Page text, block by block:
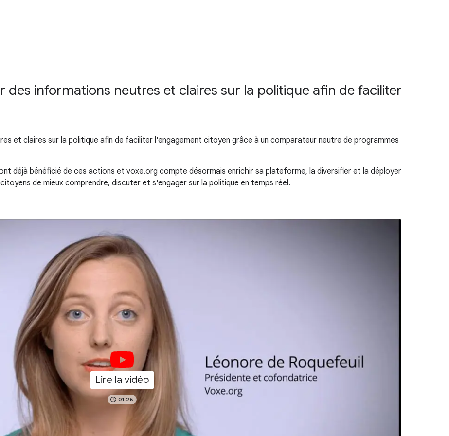
des informations neutres et claires sur la politique afin de faciliter
et claires sur la politique afin de faciliter l'engagement citoyen grâce à un comparateur neutre de programmes
ont déjà bénéficié de ces actions et voxe.org compte désormais enrichir sa plateforme, la diversifier et la déployer
de mieux comprendre, discuter et s'engager sur la politique en temps réel.
Lire la vidéo
01:25